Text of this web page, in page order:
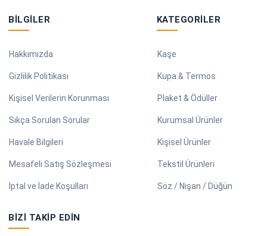
BILGILER
Hakkımızda
Gizlilik Politikası
Kişisel Verilerin Korunması
Sıkça Sorulan Sorular
Havale Bilgileri
Mesafeli Satış Sözleşmesi
İptal ve İade Koşulları
KATEGORILER
Kaşe
Kupa & Termos
Plaket & Ödüller
Kurumsal Ürünler
Kişisel Ürünler
Tekstil Ürünleri
Söz / Nişan / Düğün
BIZI TAKIP EDIN